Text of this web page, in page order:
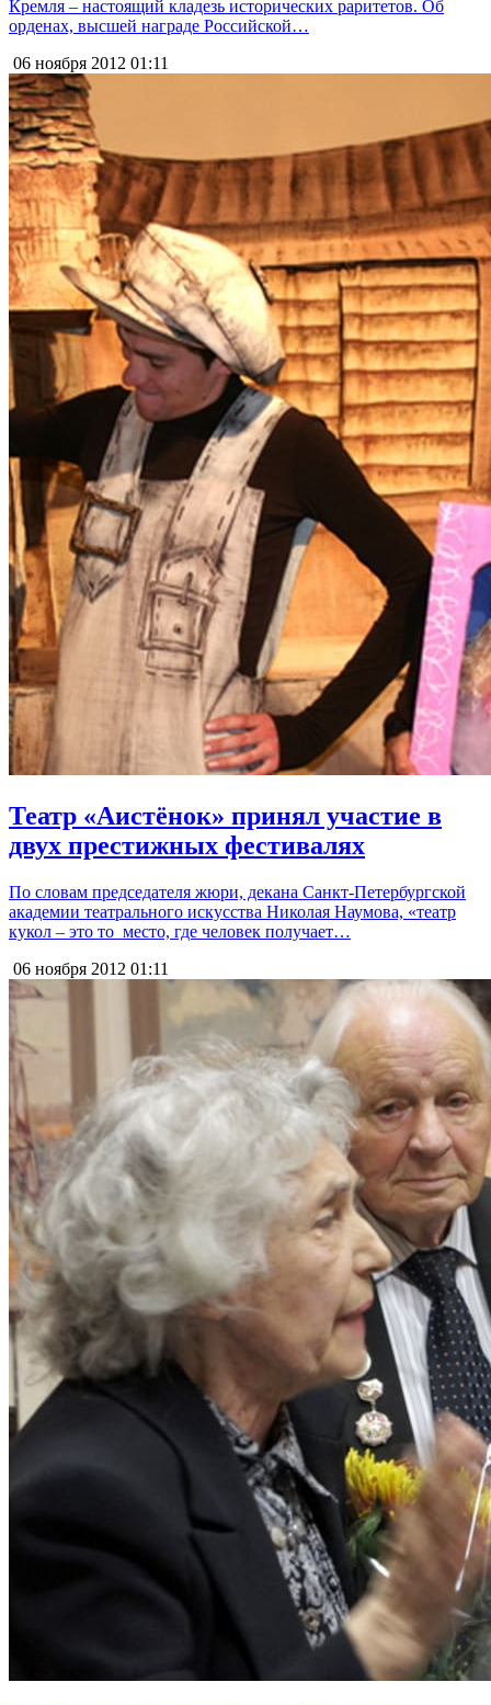
Кремля – настоящий кладезь исторических раритетов. Об
орденах, высшей награде Российской…
06 ноября 2012 01:11
Театр «Аистёнок» принял участие в
двух престижных фестивалях
По словам председателя жюри, декана Санкт-Петербургской
академии театрального искусства Николая Наумова, «театр
кукол – это то место, где человек получает…
06 ноября 2012 01:11